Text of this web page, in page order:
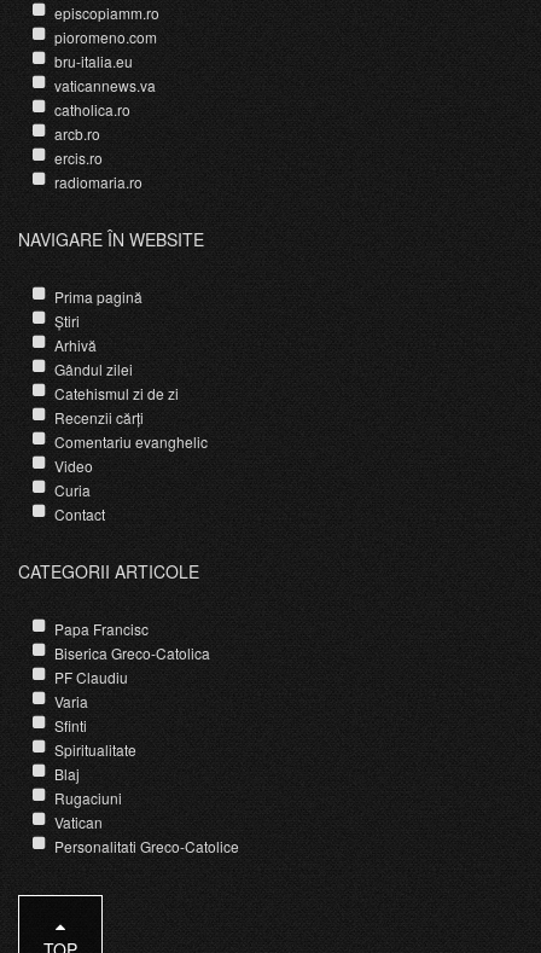
episcopiamm.ro
pioromeno.com
bru-italia.eu
vaticannews.va
catholica.ro
arcb.ro
ercis.ro
radiomaria.ro
NAVIGARE ÎN WEBSITE
Prima pagină
Știri
Arhivă
Gândul zilei
Catehismul zi de zi
Recenzii cărți
Comentariu evanghelic
Video
Curia
Contact
CATEGORII ARTICOLE
Papa Francisc
Biserica Greco-Catolica
PF Claudiu
Varia
Sfinti
Spiritualitate
Blaj
Rugaciuni
Vatican
Personalitati Greco-Catolice